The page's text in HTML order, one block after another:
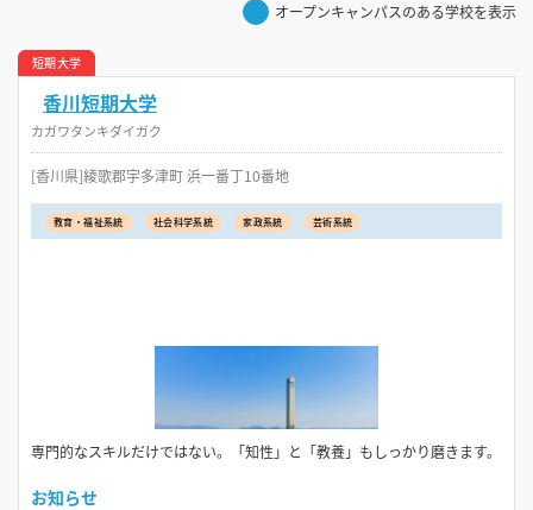
オープンキャンパスのある学校を表示
短期大学
香川短期大学
カガワタンキダイガク
[香川県]綾歌郡宇多津町 浜一番丁10番地
教育・福祉系統 社会科学系統 家政系統 芸術系統
専門的なスキルだけではない。「知性」と「教養」もしっかり磨きます。
お知らせ